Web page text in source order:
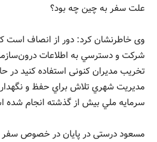
علت سفر به چین چه بود؟
وی خاطرنشان کرد: دور از انصاف است
شركت و دسترسي به اطلاعات
تخريب مدیران کنونی استفاده كنيد در
مديريت شهري تلاش براي حفظ و
سرمايه ملي بيش از گذشته انجام
مسعود درستی در پايان در خصوص